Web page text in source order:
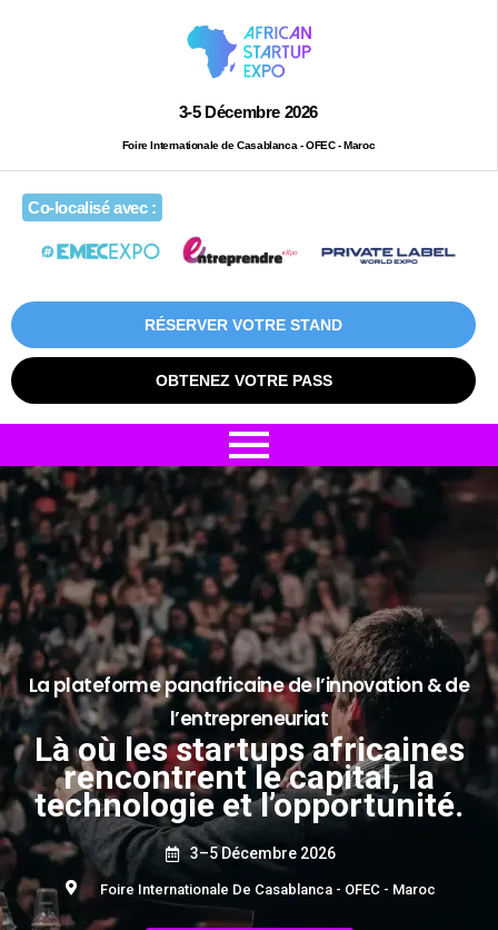
3-5 Décembre 2026
Foire Internationale de Casablanca - OFEC - Maroc
Co-localisé avec :
RÉSERVER VOTRE STAND
OBTENEZ VOTRE PASS
La plateforme panafricaine de l’innovation & de
l’entrepreneuriat
Là où les startups africaines
rencontrent le capital, la
technologie et l’opportunité.
3–5 Décembre 2026
Foire Internationale De Casablanca - OFEC - Maroc